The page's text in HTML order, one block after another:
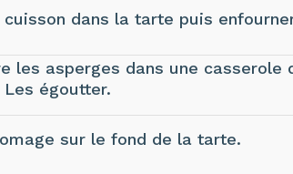
dans la tarte puis
les asperges dans une casserole
égoutter.
sur le fond de la tarte.